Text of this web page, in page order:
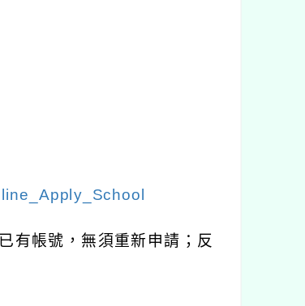
有帳號，無須重新申請；反